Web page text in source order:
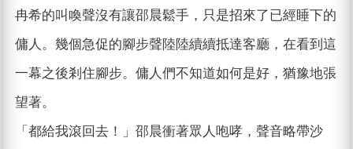
冉希的叫喚聲沒有讓邵晨鬆手，只是招來了已經睡下的
傭人。幾個急促的腳步聲陸陸續續抵達客廳，在看到這
一幕之後剎住腳步。傭人們不知道如何是好，猶豫地張
望著。
「都給我滾回去！」邵晨衝著眾人咆哮，聲音略帶沙